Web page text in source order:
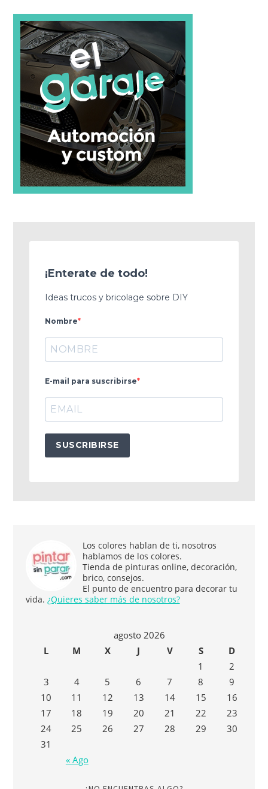
¡Enterate de todo!
Ideas trucos y bricolage sobre DIY
Nombre
E-mail para suscribirse
SUSCRIBIRSE
Los colores hablan de ti, nosotros
hablamos de los colores.
Tienda de pinturas online, decoración,
brico, consejos.
El punto de encuentro para decorar tu
vida. ¿Quieres saber más de nosotros?
agosto 2026
L
M X J V S D
« Ago
1
2
3
4 5 6 7 8
9
10
11 12 13 14 15
16
17
18 19 20 21 22
23
24
25 26 27 28 29
30
31